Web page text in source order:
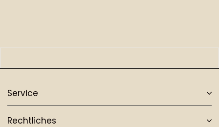
Service
Rechtliches